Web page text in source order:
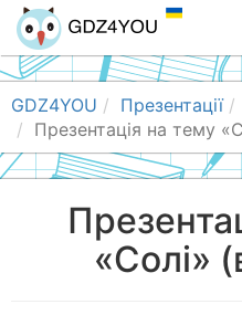
GDZ4YOU Презентації
Презентація на тему
«Солі»